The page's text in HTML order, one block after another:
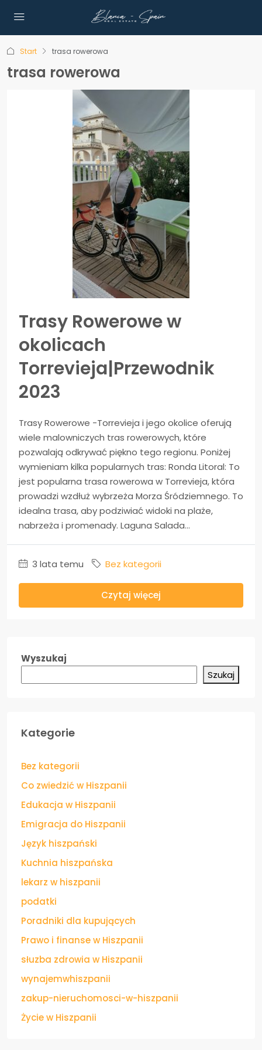
Start trasa rowerowa
trasa rowerowa
Trasy Rowerowe w
okolicach
Torrevieja|Przewodnik
2023
Trasy Rowerowe -Torrevieja i jego okolice oferują
wiele malowniczych tras rowerowych, które
pozwalają odkrywać piękno tego regionu. Poniżej
wymieniam kilka popularnych tras: Ronda Litoral: To
jest popularna trasa rowerowa w Torrevieja, która
prowadzi wzdłuż wybrzeża Morza Śródziemnego. To
idealna trasa, aby podziwiać widoki na plaże,
nabrzeża i promenady. Laguna Salada...
3 lata temu Bez kategorii
Czytaj więcej
Wyszukaj
Szukaj
Kategorie
Bez kategorii
Co zwiedzić w Hiszpanii
Edukacja w Hiszpanii
Emigracja do Hiszpanii
Język hiszpański
Kuchnia hiszpańska
lekarz w hiszpanii
podatki
Poradniki dla kupujących
Prawo i finanse w Hiszpanii
słuzba zdrowia w Hiszpanii
wynajemwhiszpanii
zakup-nieruchomosci-w-hiszpanii
Życie w Hiszpanii